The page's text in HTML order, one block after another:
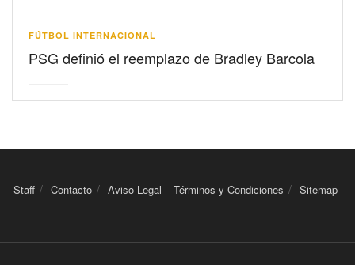
FÚTBOL INTERNACIONAL
PSG definió el reemplazo de Bradley Barcola
Staff Contacto Aviso Legal – Términos y Condiciones Sitemap